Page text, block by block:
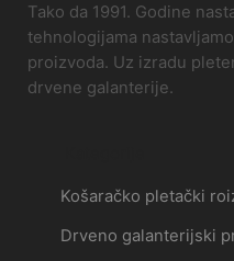
Tako da 1991. Godine
tehnologijama
proizvoda. Uz izradu
drvene galanterije.
Košaračko pletački
Drveno galanterijski